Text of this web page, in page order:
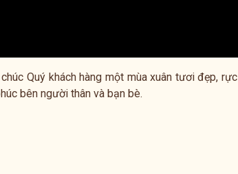
Quý khách hàng một mùa xuân tươi đẹp,
bên người thân và bạn bè.